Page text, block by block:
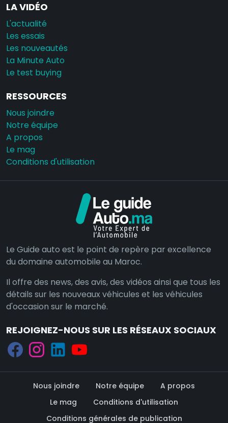
LA VIDÉO
L'actualité
Les essais
Les nouveautés
La Minute Auto
Le test buying
RESSOURCES
Nous joindre
Notre équipe
A propos
Le mag
Conditions d'utilisation
Le Guide auto est le point de repère par excellence
du domaine automobile au Maroc.
Il offre des news, des avis, des vidéos ainsi que tous les
détails sur les nouveaux véhicules et les véhicules
d'occasion sur le marché.
REJOIGNEZ-NOUS SUR LES RÉSEAUX SOCIAUX
Nous joindre Notre équipe
A propos
Le mag
Conditions d'utilisation
Conditions générales de publication